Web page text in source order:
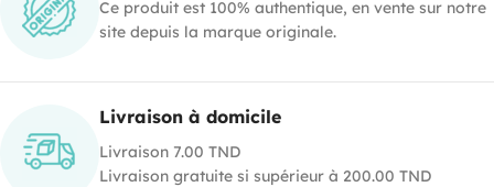
Ce produit est 100% authentique, en vente sur notre
site depuis la marque originale.
Livraison à domicile
Livraison 7.00 TND
Livraison gratuite si supérieur à 200.00 TND